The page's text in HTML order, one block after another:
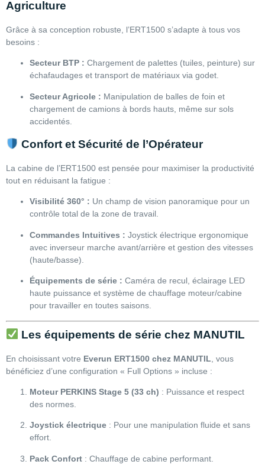
Agriculture
Grâce à sa conception robuste, l’ERT1500 s’adapte à tous vos
besoins :
Secteur BTP : Chargement de palettes (tuiles, peinture) sur
échafaudages et transport de matériaux via godet.
Secteur Agricole : Manipulation de balles de foin et
chargement de camions à bords hauts, même sur sols
accidentés.
Confort et Sécurité de l’Opérateur
La cabine de l’ERT1500 est pensée pour maximiser la productivité
tout en réduisant la fatigue :
Visibilité 360° : Un champ de vision panoramique pour un
contrôle total de la zone de travail.
Commandes Intuitives : Joystick électrique ergonomique
avec inverseur marche avant/arrière et gestion des vitesses
(haute/basse).
Équipements de série : Caméra de recul, éclairage LED
haute puissance et système de chauffage moteur/cabine
pour travailler en toutes saisons.
Les équipements de série chez MANUTIL
En choisissant votre Everun ERT1500 chez MANUTIL , vous
bénéficiez d’une configuration « Full Options » incluse :
Moteur PERKINS Stage 5 (33 ch) : Puissance et respect
des normes.
Joystick électrique : Pour une manipulation fluide et sans
effort.
Pack Confort : Chauffage de cabine performant.